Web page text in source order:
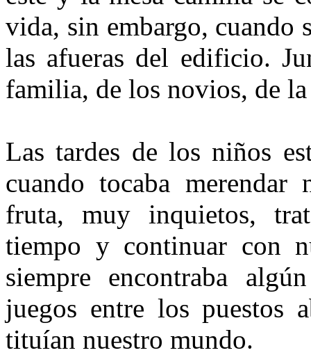
vida, sin embargo, cuando
las afueras del edificio.
familia, de los novios, de
Las tardes de los niños
cuando tocaba merendar
fruta, muy inquietos,
tiempo y continuar con
siempre encon­traba
juegos entre los puestos
tituían nuestro mundo.